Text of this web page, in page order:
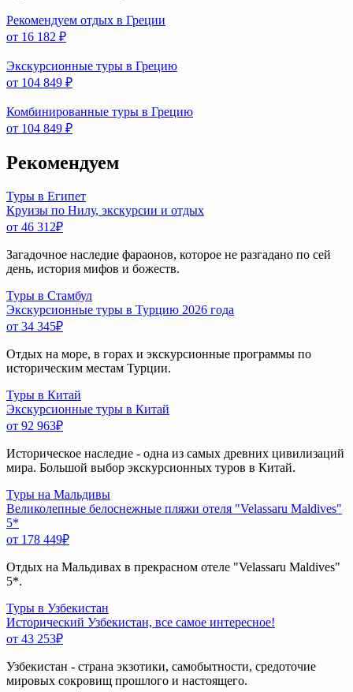
Рекомендуем отдых в Греции
от 16 182 ₽
Экскурсионные туры в Грецию
от 104 849 ₽
Комбинированные туры в Грецию
от 104 849 ₽
Рекомендуем
Туры в Египет
Круизы по Нилу, экскурсии и отдых
от 46 312₽
Загадочное наследие фараонов, которое не разгадано по сей
день, история мифов и божеств.
Туры в Стамбул
Экскурсионные туры в Турцию 2026 года
от 34 345₽
Отдых на море, в горах и экскурсионные программы по
историческим местам Турции.
Туры в Китай
Экскурсионные туры в Китай
от 92 963₽
Историческое наследие - одна из самых древних цивилизаций
мира. Большой выбор экскурсионных туров в Китай.
Туры на Мальдивы
Великолепные белоснежные пляжи отеля "Velassaru Maldives"
5*
от 178 449₽
Отдых на Мальдивах в прекрасном отеле "Velassaru Maldives"
5*.
Туры в Узбекистан
Исторический Узбекистан, все самое интересное!
от 43 253₽
Узбекистан - страна экзотики, самобытности, средоточие
мировых сокровищ прошлого и настоящего.